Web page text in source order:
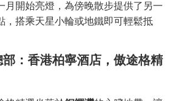
月開始亮燈，為傍晚散步提供了另一
，搭乘天星小輪或地鐵即可輕鬆抵
：香港柏寧酒店，傲途格精